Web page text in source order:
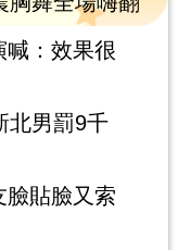
：效果很
男罰9千
貼臉又索